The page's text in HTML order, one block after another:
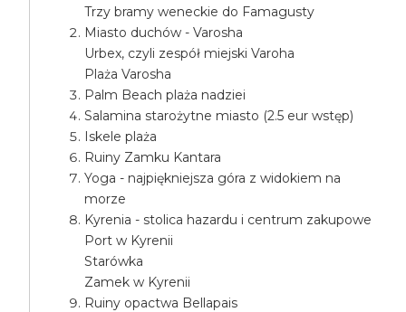
Trzy bramy weneckie do Famagusty
Miasto duchów - Varosha
Urbex, czyli zespół miejski Varoha
Plaża Varosha
Palm Beach plaża nadziei
Salamina starożytne miasto (2.5 eur wstęp)
Iskele plaża
Ruiny Zamku Kantara
Yoga - najpiękniejsza góra z widokiem na
morze
Kyrenia - stolica hazardu i centrum zakupowe
Port w Kyrenii
Starówka
Zamek w Kyrenii
Ruiny opactwa Bellapais